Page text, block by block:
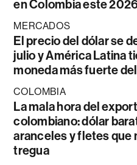
en Colombia este
MERCADOS
El precio del dólar se
julio y América Latina
moneda más fuerte
COLOMBIA
La mala hora del
colombiano: dólar
aranceles y fletes que
tregua